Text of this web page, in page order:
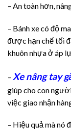
– An toàn hơn,
– Bánh xe có độ
được hạn chế tối
khuôn nhựa ở áp
– Xe nâng tay
giúp cho con
việc giao nhận
– Hiệu quả mà nó